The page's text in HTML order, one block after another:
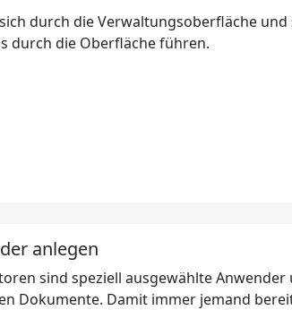
durch die Verwaltungsoberfläche
durch die Oberfläche führen.
anlegen
sind speziell ausgewählte
Dokumente. Damit immer jemand